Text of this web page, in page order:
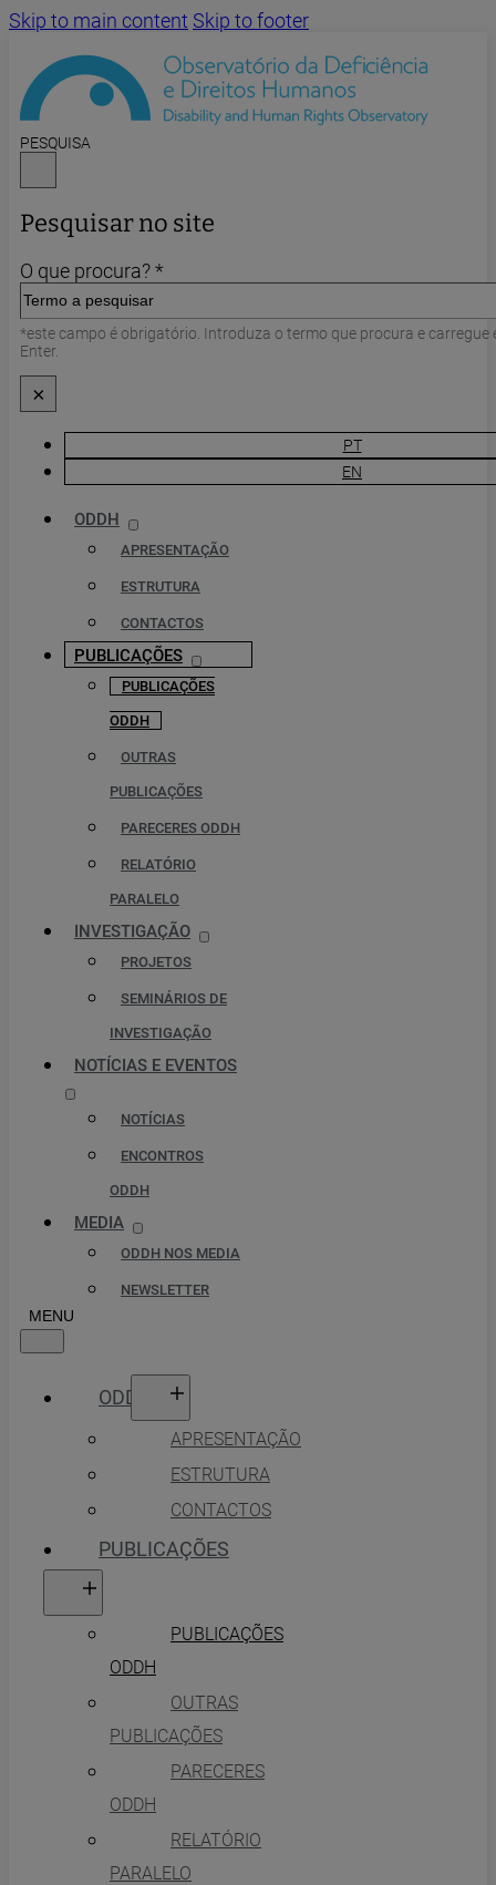
Skip to main content Skip to footer
PESQUISA
Pesquisar no site
O que procura? *
*este campo é obrigatório. Introduza o termo que procura e carregue
Enter.
×
PT
EN
ODDH
APRESENTAÇÃO
ESTRUTURA
CONTACTOS
PUBLICAÇÕES
PUBLICAÇÕES
ODDH
OUTRAS
PUBLICAÇÕES
PARECERES ODDH
RELATÓRIO
PARALELO
INVESTIGAÇÃO
PROJETOS
SEMINÁRIOS DE
INVESTIGAÇÃO
NOTÍCIAS E EVENTOS
NOTÍCIAS
ENCONTROS
ODDH
MEDIA
ODDH NOS MEDIA
NEWSLETTER
ODDH
APRESENTAÇÃO
ESTRUTURA
CONTACTOS
PUBLICAÇÕES
PUBLICAÇÕES
ODDH
OUTRAS
PUBLICAÇÕES
PARECERES
ODDH
RELATÓRIO
PARALELO